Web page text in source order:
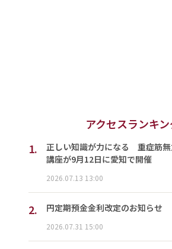
アクセスランキ
1.
正しい知識が力になる 重症筋
講座が9月12日に愛知で開催
2026.07.13 13:00
2. 円定期預金金利改定のお知らせ
2026.07.31 15:00